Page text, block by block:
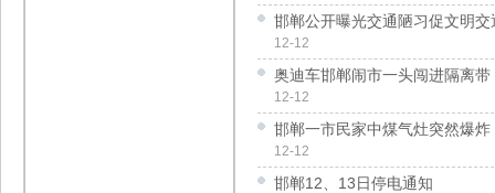
邯郸公开曝光交通陋习促文明交
12-12
奥迪车邯郸闹市一头闯进隔离带
12-12
邯郸一市民家中煤气灶突然爆炸
12-12
邯郸12、13日停电通知